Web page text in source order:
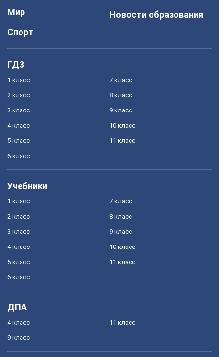
Мир
Спорт
Новости образования
ГДЗ
1 класс
2 класс
3 класс
4 класс
5 класс
6 класс
7 класс
8 класс
9 класс
10 класс
11 класс
Учебники
1 класс
2 класс
3 класс
4 класс
5 класс
6 класс
7 класс
8 класс
9 класс
10 класс
11 класс
ДПА
4 класс
9 класс
11 класс